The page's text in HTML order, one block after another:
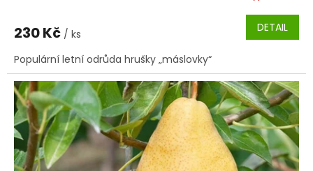
230 Kč / ks DETAIL
Populární letní odrůda hrušky „máslovky“